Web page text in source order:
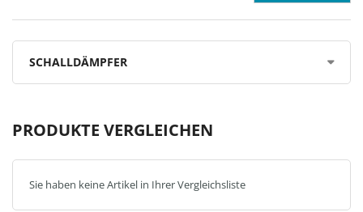
SCHALLDÄMPFER
PRODUKTE VERGLEICHEN
Sie haben keine Artikel in Ihrer Vergleichsliste